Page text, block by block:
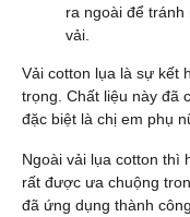
ra ngoài để
vải.
Vải cotton lụa là sự kết
trọng. Chất liệu này đã
đặc biệt là chị em phụ
Ngoài vải lụa cotton thì
rất được ưa chuộng
đã ứng dụng thành